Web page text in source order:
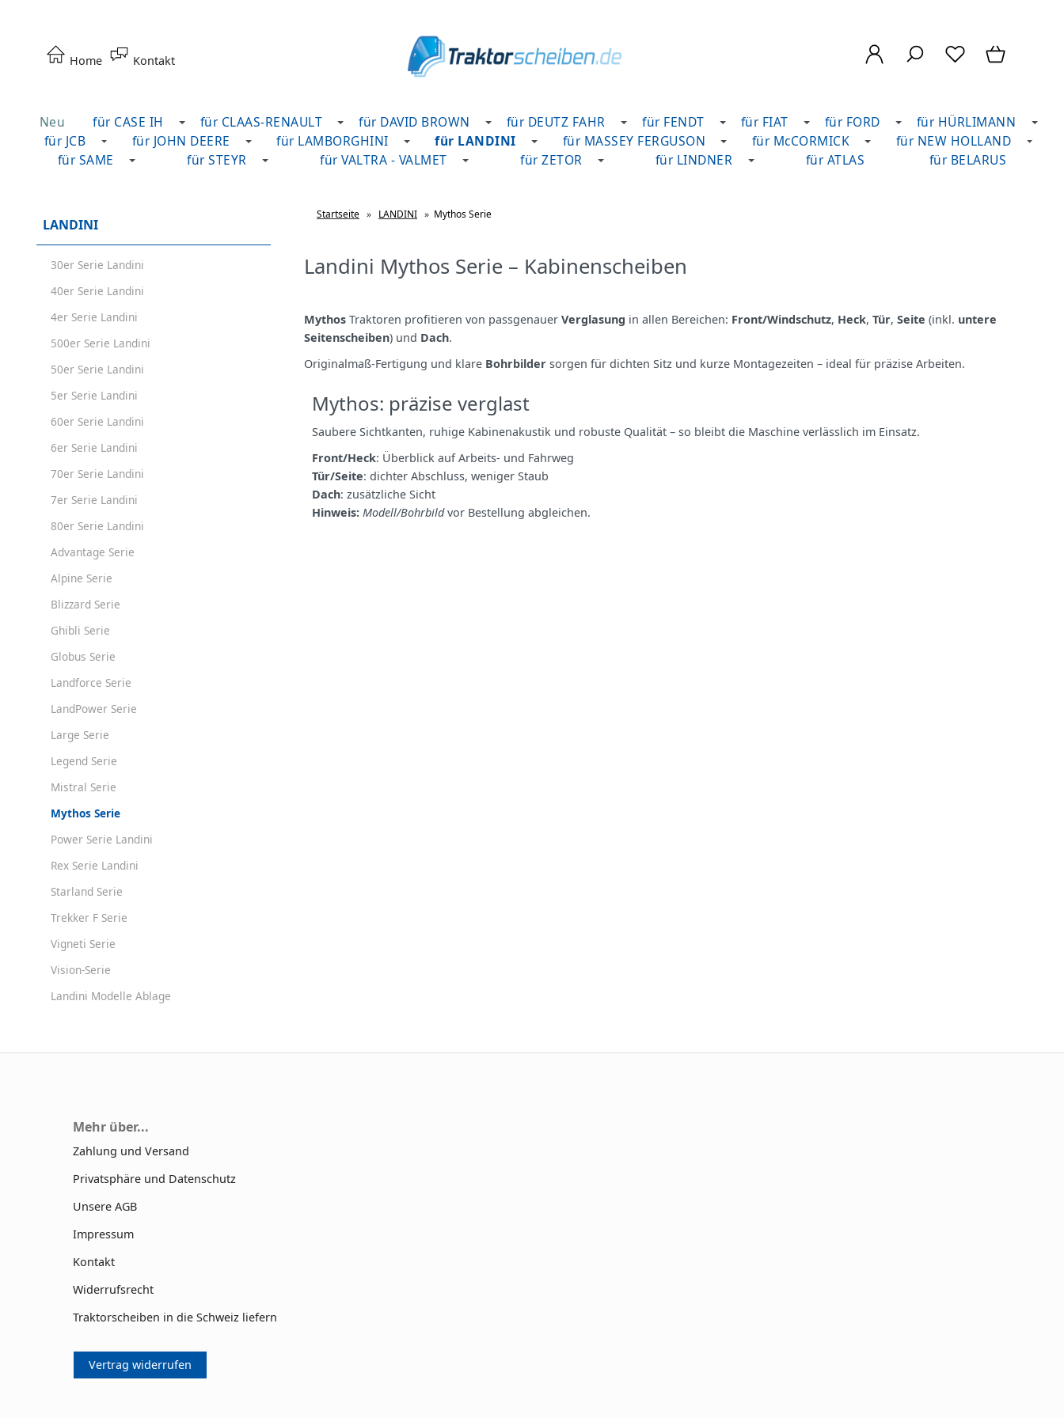
Home Kontakt
Neu für CASE IH für CLAAS-RENAULT für DAVID BROWN für DEUTZ FAHR für FENDT für FIAT für FORD
für HÜRLIMANN
für JCB
für JOHN DEERE für LAMBORGHINI für LANDINI für MASSEY FERGUSON für McCORMICK
für NEW HOLLAND
für SAME
für STEYR für VALTRA - VALMET für ZETOR für LINDNER für ATLAS für BELARUS
LANDINI
30er Serie Landini
40er Serie Landini
4er Serie Landini
500er Serie Landini
50er Serie Landini
5er Serie Landini
60er Serie Landini
6er Serie Landini
70er Serie Landini
7er Serie Landini
80er Serie Landini
Advantage Serie
Alpine Serie
Blizzard Serie
Ghibli Serie
Globus Serie
Landforce Serie
LandPower Serie
Large Serie
Legend Serie
Mistral Serie
Mythos Serie
Power Serie Landini
Rex Serie Landini
Starland Serie
Trekker F Serie
Vigneti Serie
Vision-Serie
Landini Modelle Ablage
Startseite » LANDINI » Mythos Serie
Landini Mythos Serie – Kabinenscheiben
Mythos Traktoren profitieren von passgenauer Verglasung in allen Bereichen: Front/Windschutz, Heck, Tür, Seite (inkl. untere
Seitenscheiben) und Dach.
Originalmaß‑Fertigung und klare Bohrbilder sorgen für dichten Sitz und kurze Montagezeiten – ideal für präzise Arbeiten.
Mythos: präzise verglast
Saubere Sichtkanten, ruhige Kabinenakustik und robuste Qualität – so bleibt die Maschine verlässlich im Einsatz.
Front/Heck: Überblick auf Arbeits‑ und Fahrweg
Tür/Seite: dichter Abschluss, weniger Staub
Dach: zusätzliche Sicht
Hinweis: Modell/Bohrbildvor Bestellung abgleichen.
Mehr über...
Zahlung und Versand
Privatsphäre und Datenschutz
Unsere AGB
Impressum
Kontakt
Widerrufsrecht
Traktorscheiben in die Schweiz liefern
Vertrag widerrufen